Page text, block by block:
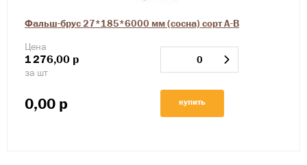
Фальш-брус 27*185*6000 мм (сосна) сорт А-В
Цена
1276,00 р
за шт
0,00 р купить